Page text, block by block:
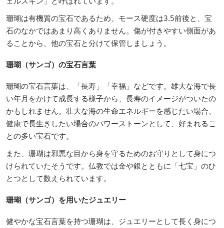
珊瑚は有機質の宝石であるため、モース硬度は3.5前後と、宝
石のなかではあまり高くありません。傷が付きやすい側面があ
ることから、他の宝石と分けて保管しましょう。
珊瑚（サンゴ）の宝石言葉
珊瑚の宝石言葉は、「長寿」「幸福」などです。雄大な海で長
い年月をかけて成長する様子から、長寿のイメージがついたの
かもしれません。壮大な海の生命エネルギーを感じたい場合、
健康で長生きしたい場合のパワーストーンとして、好まれるこ
との多い宝石です。
また、珊瑚は邪悪な目から身を守るためのお守りとして身につ
けられていたそうです。仏教では金や銀とともに「七宝」のひ
とつとして数えられています。
珊瑚（サンゴ）を用いたジュエリー
健やかな宝石言葉を持つ珊瑚は、ジュエリーとして長く身につ